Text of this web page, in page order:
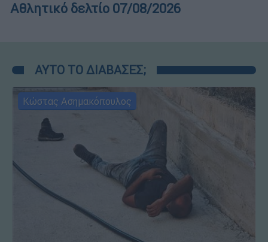
Αθλητικό δελτίο 07/08/2026
ΑΥΤΟ ΤΟ ΔΙΑΒΑΣΕΣ;
Κώστας Ασημακόπουλος